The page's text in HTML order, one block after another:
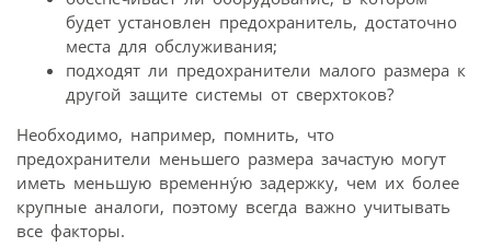
будет установлен предохранитель, достаточно
места для обслуживания;
подходят ли предохранители малого размера к
другой защите системы от сверхтоков?
Необходимо, например, помнить, что
предохранители меньшего размера зачастую могут
иметь меньшую временнýю задержку, чем их более
крупные аналоги, поэтому всегда важно учитывать
все факторы.